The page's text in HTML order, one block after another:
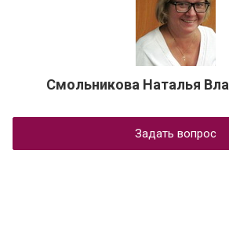
Смольникова Наталья
Задать вопрос